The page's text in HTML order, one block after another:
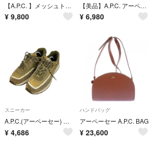
【A.P.C. 】メッシュトートバッグ ブラック
¥ 9,800
【美品】A.P.C. アーペーセー メンズデニム 31インチ
¥ 6,980
スニーカー
A.P.C.(アーペーセー) RUNNING JIM ローカットスニーカー
¥ 4,686
ハンドバッグ
アーペーセー A.P.C. BAG
¥ 23,600